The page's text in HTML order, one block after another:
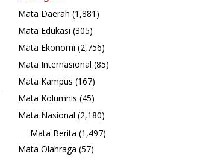
Mata Daerah (1,881)
Mata Edukasi (305)
Mata Ekonomi (2,756)
Mata Internasional (85)
Mata Kampus (167)
Mata Kolumnis (45)
Mata Nasional (2,180)
Mata Berita (1,497)
Mata Olahraga (57)